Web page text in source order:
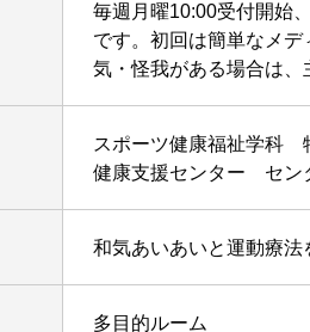
毎週月曜10:00受付開始
です。初回は簡単なメ
気・怪我がある場合は、
スポーツ健康福祉学科
健康支援センター セ
和気あいあいと運動療法
多目的ルーム